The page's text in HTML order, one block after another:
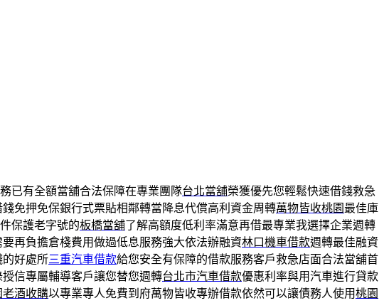
已有全額當舖合法保障在專業團隊台北當舖榮獲優先您輕鬆快速借錢救急
錢免押免保銀行式票貼相鄰轉當降息代償高利資金周轉萬物皆收桃園 最佳庫
保護老字號的板橋當舖了解高額度低利率滿意再借最專業我選擇企業週轉
再負擔倉棧費用做過低息服務強大依法辦融資林口機車借款週轉最佳融資
的好處所三重汽車借款給您安全有保障的借款服務客戶救急店面合法當舖首
信專屬輔導客戶讓您替您週轉台北市汽車借款優惠利率與用汽車進行貸款
老酒收購以專業專人免費到府萬物皆收專辦借款依然可以讓債務人使用桃園